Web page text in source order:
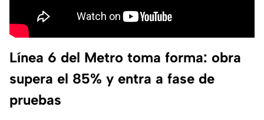
Línea 6 del Metro toma forma: obra
supera el 85% y entra a fase de
pruebas